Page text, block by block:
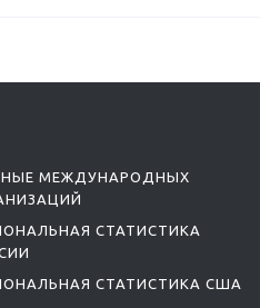
МЕЖДУНАРОДНЫХ
СТАТИСТИКА
СТАТИСТИКА США